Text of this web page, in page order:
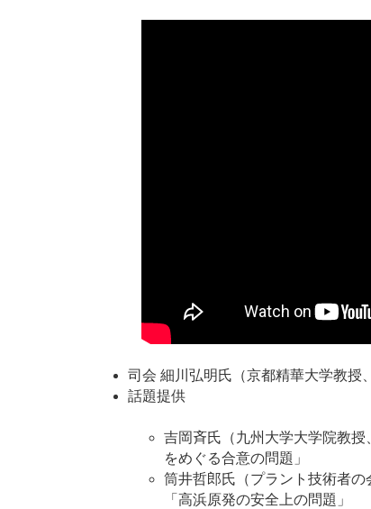
司会 細川弘明氏（京都精華大学教授
話題提供
吉岡斉氏（九州大学大学院教
をめぐる合意の問題」
筒井哲郎氏（プラント技術者の
「高浜原発の安全上の問題」